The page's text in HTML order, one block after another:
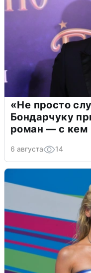
«Не просто
Бондарчуку
роман — с кем
6 августа 14